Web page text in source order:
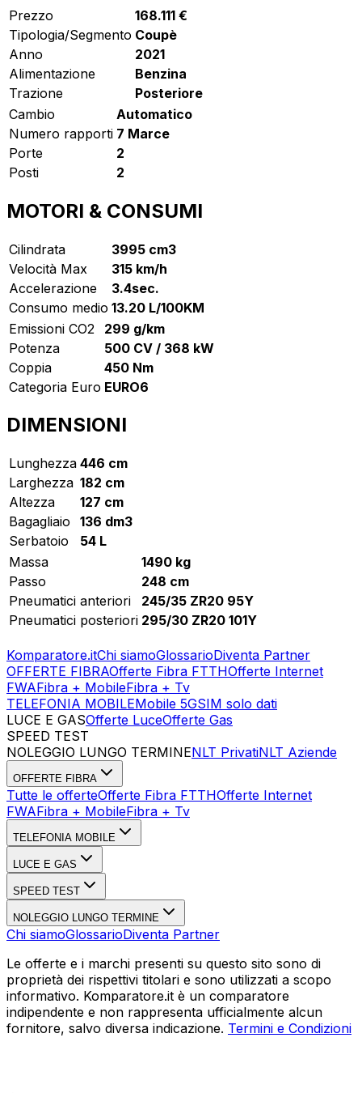
Prezzo
168.111 €
Tipologia/Segmento Coupè
Anno
2021
Alimentazione
Benzina
Trazione
Posteriore
Cambio
Automatico
Numero rapporti 7 Marce
Porte
2
Posti
2
MOTORI & CONSUMI
Cilindrata
3995 cm3
Velocità Max
315 km/h
Accelerazione
3.4sec.
Consumo medio 13.20 L/100KM
Emissioni CO2
299 g/km
Potenza
500 CV / 368 kW
Coppia
450 Nm
Categoria Euro EURO6
DIMENSIONI
Lunghezza 446 cm
Larghezza 182 cm
Altezza
127 cm
Bagagliaio
136 dm3
Serbatoio
54 L
Massa
1490 kg
Passo
248 cm
Pneumatici anteriori
245/35 ZR20 95Y
Pneumatici posteriori 295/30 ZR20 101Y
Komparatore.itChi siamoGlossarioDiventa Partner
OFFERTE FIBRAOfferte Fibra FTTHOfferte Internet
FWAFibra + MobileFibra + Tv
TELEFONIA MOBILEMobile 5GSIM solo dati
LUCE E GASOfferte LuceOfferte Gas
SPEED TEST
NOLEGGIO LUNGO TERMINENLT PrivatiNLT Aziende
OFFERTE FIBRA
Tutte le offerteOfferte Fibra FTTHOfferte Internet
FWAFibra + MobileFibra + Tv
TELEFONIA MOBILE
LUCE E GAS
SPEED TEST
NOLEGGIO LUNGO TERMINE
Chi siamoGlossarioDiventa Partner
Le offerte e i marchi presenti su questo sito sono di
proprietà dei rispettivi titolari e sono utilizzati a scopo
informativo. Komparatore.it è un comparatore
indipendente e non rappresenta ufficialmente alcun
fornitore, salvo diversa indicazione. Termini e Condizioni